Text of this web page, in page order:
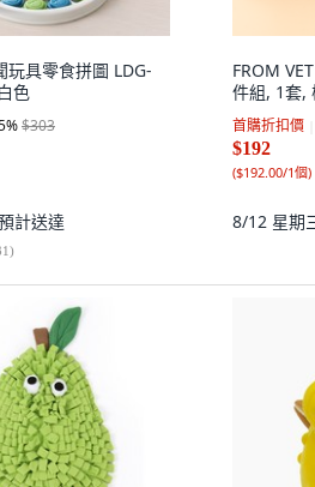
玩具零食拼圖 LDG-
色
%$303
計送達
)
FROM
件組, 1套,
首購折扣價
$192
($192.00/1個)
8/12 星期